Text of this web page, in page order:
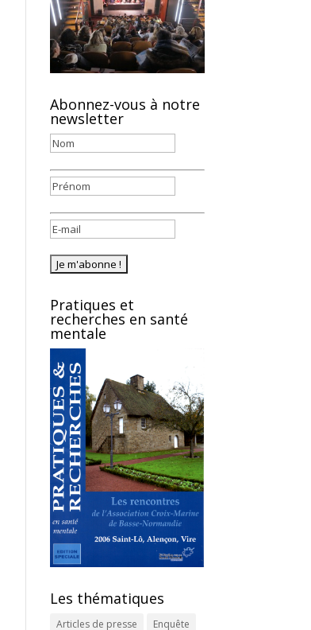
Abonnez-vous à notre
newsletter
Pratiques et
recherches en santé
mentale
Les thématiques
Articles de presse Enquête